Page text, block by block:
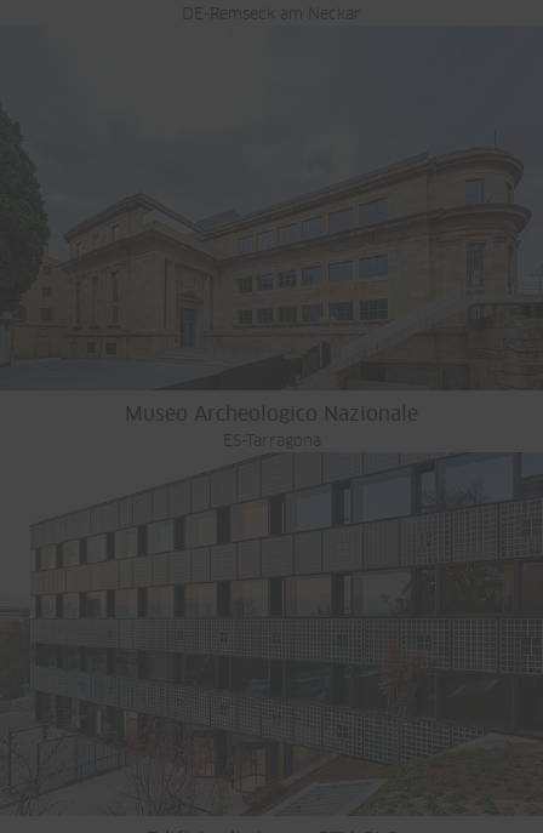
DE-Remseck am Neckar
Museo Archeologico Nazionale
ES-Tarragona